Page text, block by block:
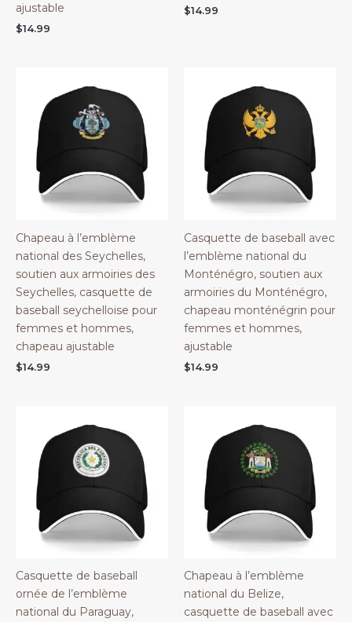
ajustable
$14.99
$14.99
Chapeau à l’emblème
national des Seychelles,
soutien aux armoiries des
Seychelles, casquette de
baseball seychelloise pour
femmes et hommes,
chapeau ajustable
$14.99
Casquette de baseball avec
l’emblème national du
Monténégro, soutien aux
armoiries du Monténégro,
chapeau monténégrin pour
femmes et hommes,
ajustable
$14.99
Casquette de baseball
ornée de l’emblème
national du Paraguay,
Chapeau à l’emblème
national du Belize,
casquette de baseball avec